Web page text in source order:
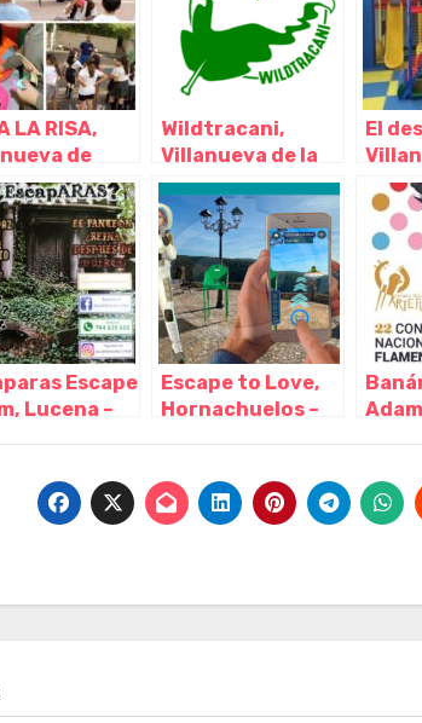
LA RISA,
de
– Madrid
Wildtracani,
Villanueva de la
Cañada – Madrid
El
Escape
Lucena –
Escape to Love,
Hornachuelos –